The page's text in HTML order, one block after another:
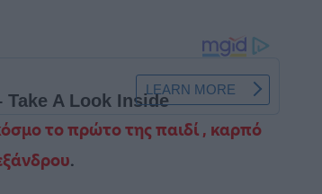
το πρώτο της παιδί , καρπό
.